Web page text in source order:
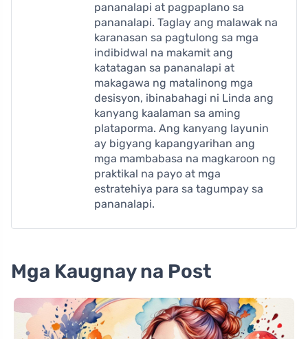
pananalapi at pagpaplano sa
pananalapi. Taglay ang malawak na
karanasan sa pagtulong sa mga
indibidwal na makamit ang
katatagan sa pananalapi at
makagawa ng matalinong mga
desisyon, ibinabahagi ni Linda ang
kanyang kaalaman sa aming
plataporma. Ang kanyang layunin
ay bigyang kapangyarihan ang
mga mambabasa na magkaroon ng
praktikal na payo at mga
estratehiya para sa tagumpay sa
pananalapi.
Mga Kaugnay na Post